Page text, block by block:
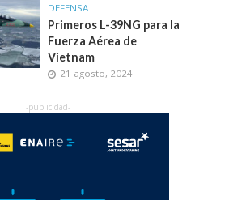
DEFENSA
Primeros L-39NG para la
Fuerza Aérea de
Vietnam
21 agosto, 2024